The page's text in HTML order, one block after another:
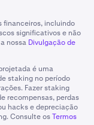
financeiros, incluindo
significativos e não
nossa Divulgação de
é uma
staking no período
Fazer staking
recompensas, perdas
hacks e depreciação
Consulte osTermos